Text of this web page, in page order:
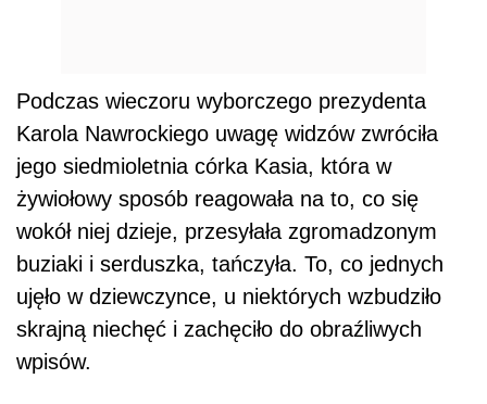
Podczas wieczoru wyborczego prezydenta
Karola Nawrockiego uwagę widzów zwróciła
jego siedmioletnia córka Kasia, która w
żywiołowy sposób reagowała na to, co się
wokół niej dzieje, przesyłała zgromadzonym
buziaki i serduszka, tańczyła. To, co jednych
ujęło w dziewczynce, u niektórych wzbudziło
skrajną niechęć i zachęciło do obraźliwych
wpisów.